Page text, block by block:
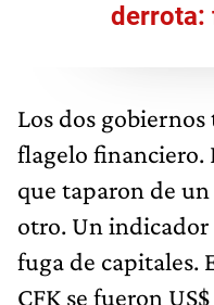
derrota:
Los dos
flagelo financiero.
que taparon de
otro. Un indicador
fuga de capitales.
CFK se fueron